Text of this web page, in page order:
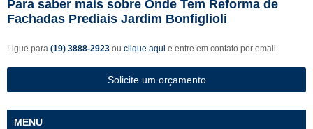
Para saber mais sobre Onde Tem Reforma de
Fachadas Prediais Jardim Bonfiglioli
Ligue para (19) 3888-2923 ou clique aqui e entre em contato por email.
Solicite um orçamento
MENU